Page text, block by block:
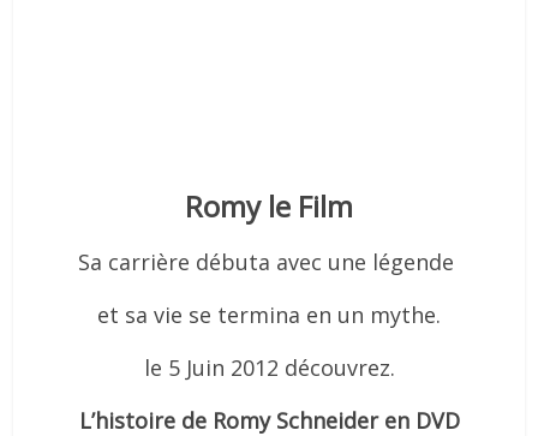
Romy le Film
Sa carrière débuta avec une légende
et sa vie se termina en un mythe.
le 5 Juin 2012 découvrez.
L’histoire de Romy Schneider en DVD